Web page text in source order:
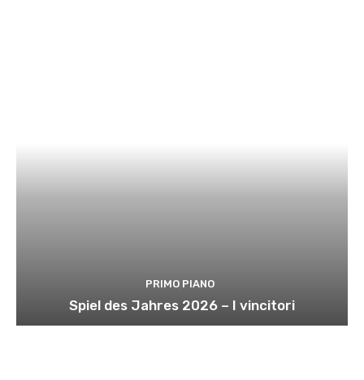
PRIMO PIANO
Spiel des Jahres 2026 – I vincitori